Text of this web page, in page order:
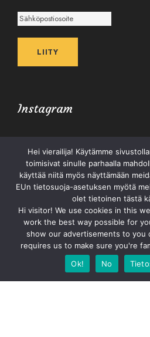
Instagram
Copyright ©2023 Restaurant
pidätetään.Lue
DesignLuovien
Hei vierailija! Käytämme
toimisivat sinulle parhaalla
käyttää niitä myös näyttämään
EUn tietosuoja-asetuksen myötä
olet tietoinen tästä
Hi visitor! We use cookies in this
work the best way possible for
show our advertisements to you
requires us to make sure you're
Ok!
No